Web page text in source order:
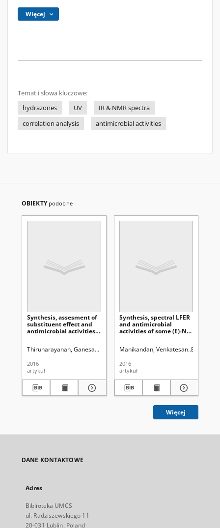
Więcej
Temat i słowa kluczowe:
hydrazones
UV
IR & NMR spectra
correlation analysis
antimicrobial activities
OBIEKTY podobne
Synthesis, assesment of
substituent effect and
antimicrobial activities
bromopyridin-2-amines
Thirunarayanan, Ganesamoorthy Vanangamudi, Ganesan
2016
artykuł
Synthesis, spectral LFER
and antimicrobial
activities of some (E)-N
Manikandan, Venkatesan Balaji,
2016
artykuł
Więcej
DANE KONTAKTOWE
Adres
Biblioteka UMCS
ul. Radziszewskiego 11
20-031 Lublin, Poland